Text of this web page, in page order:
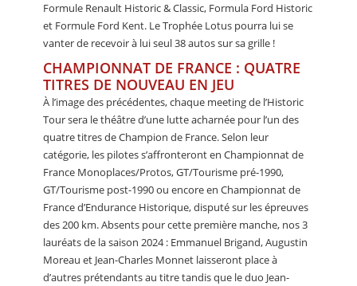
Formule Renault Historic & Classic, Formula Ford Historic
et Formule Ford Kent. Le Trophée Lotus pourra lui se
vanter de recevoir à lui seul 38 autos sur sa grille !
CHAMPIONNAT DE FRANCE : QUATRE
TITRES DE NOUVEAU EN JEU
À l’image des précédentes, chaque meeting de l’Historic
Tour sera le théâtre d’une lutte acharnée pour l’un des
quatre titres de Champion de France. Selon leur
catégorie, les pilotes s’affronteront en Championnat de
France Monoplaces/Protos, GT/Tourisme pré-1990,
GT/Tourisme post-1990 ou encore en Championnat de
France d’Endurance Historique, disputé sur les épreuves
des 200 km. Absents pour cette première manche, nos 3
lauréats de la saison 2024 : Emmanuel Brigand, Augustin
Moreau et Jean-Charles Monnet laisseront place à
d’autres prétendants au titre tandis que le duo Jean-